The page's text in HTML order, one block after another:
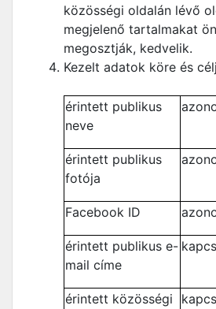
közösségi oldalán lévő
megjelenő tartalmakat
megosztják, kedvelik.
Kezelt adatok köre és
érintett publikus
neve
érintett publikus
fotója
Facebook ID
érintett publikus e-
mail címe
érintett közösségi